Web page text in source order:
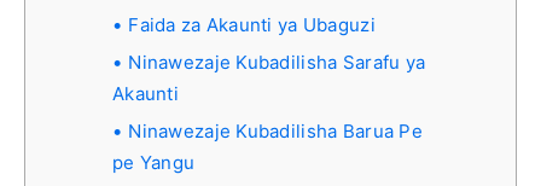
Faida za Akaunti ya Ubaguzi
Ninawezaje Kubadilisha Sarafu ya
Akaunti
Ninawezaje Kubadilisha Barua Pe
pe Yangu